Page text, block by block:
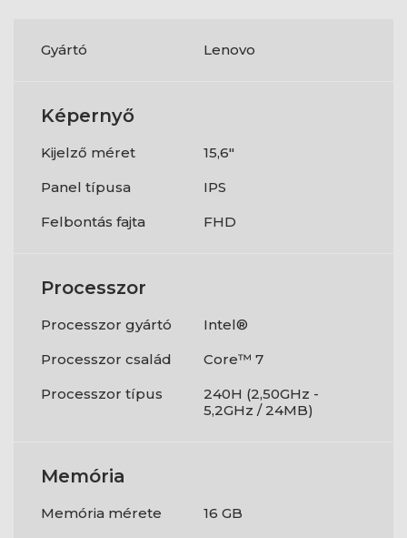
Gyártó Lenovo
Képernyő
Kijelző méret
15,6"
Panel típusa
IPS
Felbontás fajta
FHD
Processzor
Processzor gyártó
Intel®
Processzor család
Core™ 7
Processzor típus
240H (2,50GHz -
5,2GHz / 24MB)
Memória
Memória mérete
16 GB